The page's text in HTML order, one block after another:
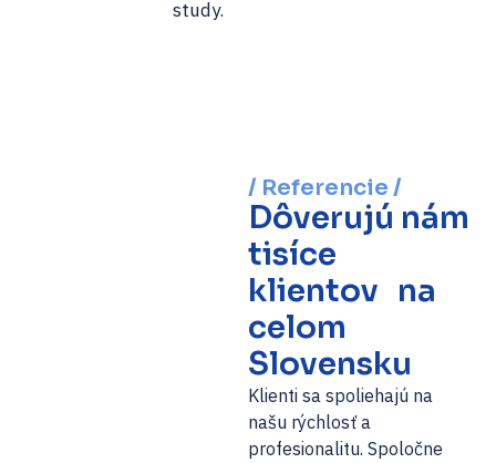
study.
/ Referencie /
Dôverujú nám
tisíce
klientov na
celom
Slovensku
Klienti sa spoliehajú na
našu rýchlosť a
profesionalitu. Spoločne